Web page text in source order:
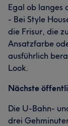
Egal ob langes
- Bei Style
die Frisur, die
Ansatzfarbe
ausführlich
Look.
Nächste
Die U-Bahn-
drei